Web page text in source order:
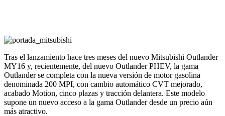
Tras el lanzamiento hace tres meses del nuevo Mitsubishi Outlander
MY16 y, recientemente, del nuevo Outlander PHEV, la gama
Outlander se completa con la nueva versión de motor gasolina
denominada 200 MPI, con cambio automático CVT mejorado,
acabado Motion, cinco plazas y tracción delantera. Este modelo
supone un nuevo acceso a la gama Outlander desde un precio aún
más atractivo.